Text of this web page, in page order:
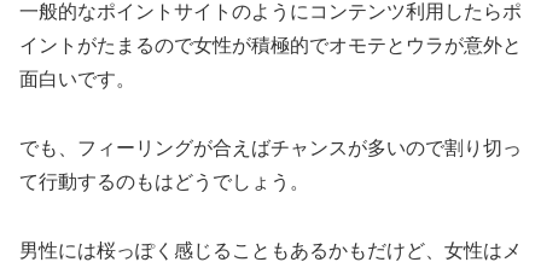
一般的なポイントサイトのようにコンテンツ利用したらポ
イントがたまるので女性が積極的でオモテとウラが意外と
面白いです。
でも、フィーリングが合えばチャンスが多いので割り切っ
て行動するのもはどうでしょう。
男性には桜っぽく感じることもあるかもだけど、女性はメ